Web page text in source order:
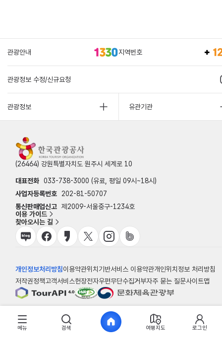
관광안내 지역번호
관광정보 수정/신규요청
관광정보 유관기관
(26464) 강원특별자치도 원주시 세계로 10
대표전화 033-738-3000 (유료, 평일 09시~18시)
사업자등록번호
202-81-50707
통신판매업신고 제2009-서울중구-1234호
이용 가이드
찾아오시는 길
개인정보처리방침이용약관위치기반서비스 이용약관개인위치정보 처리방침
저작권정책고객서비스헌장전자우편무단수집거부자주 묻는 질문사이트맵
© 한국관광공사
메뉴 검색 여행지도 로그인